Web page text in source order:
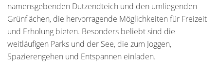
namensgebenden Dutzendteich und den umliegenden
Grünflächen, die hervorragende Möglichkeiten für Freizeit
und Erholung bieten. Besonders beliebt sind die
weitläufigen Parks und der See, die zum Joggen,
Spazierengehen und Entspannen einladen.